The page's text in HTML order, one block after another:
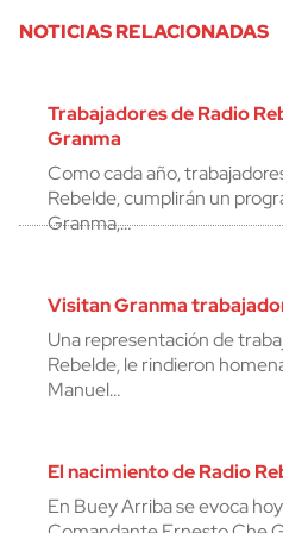
NOTICIAS RELACIONADAS
Trabajadores de Radio
Granma
Como cada año,
Rebelde, cumplirán un
Granma,…
Visitan Granma
Una representación de
Rebelde, le rindieron
Manuel…
El nacimiento de Radio
En Buey Arriba se evoca